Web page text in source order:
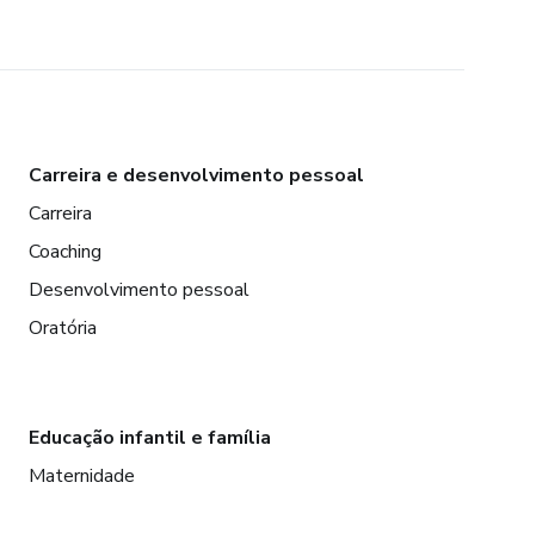
Carreira e desenvolvimento pessoal
Carreira
Coaching
Desenvolvimento pessoal
Oratória
Educação infantil e família
Maternidade